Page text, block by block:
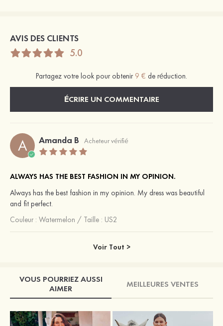
AVIS DES CLIENTS
5.0
Partagez votre look pour obtenir 9 € de réduction.
ÉCRIRE UN COMMENTAIRE
A Amanda B Acheteur vérifié
ALWAYS HAS THE BEST FASHION IN MY OPINION.
Always has the best fashion in my opinion. My dress was beautiful
and fit perfect.
Couleur : Watermelon / Taille : US2
Voir Tout >
VOUS POURRIEZ AUSSI
AIMER
MEILLEURES VENTES